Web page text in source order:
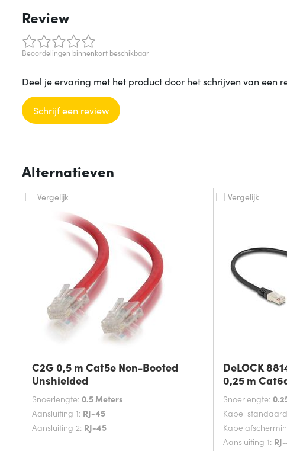
Review
Beoordelingen binnenkort beschikbaar
Deel je ervaring met het product door het schrijven van een
Schrijf een review
Alternatieven
Vergelijk
C2G 0,5 m Cat5e Non-Booted
Unshielded
Snoerlengte: 0.5 Meters
Aansluiting 1: RJ-45
Aansluiting 2: RJ-45
Vergelijk
DeLOCK
0,25 m
Snoerlengte:
Kabel
Aansluiting 1: